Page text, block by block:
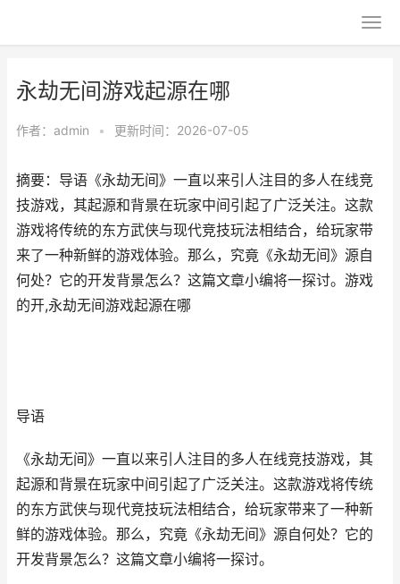
永劫无间游戏起源在哪
作者： admin • 更新时间：2026-07-05
摘要：导语《永劫无间》一直以来引人注目的多人在线竞
技游戏，其起源和背景在玩家中间引起了广泛关注。这款
游戏将传统的东方武侠与现代竞技玩法相结合，给玩家带
来了一种新鲜的游戏体验。那么，究竟《永劫无间》源自
何处？它的开发背景怎么？这篇文章小编将一探讨。游戏
的开,永劫无间游戏起源在哪
导语
《永劫无间》一直以来引人注目的多人在线竞技游戏，其
起源和背景在玩家中间引起了广泛关注。这款游戏将传统
的东方武侠与现代竞技玩法相结合，给玩家带来了一种新
鲜的游戏体验。那么，究竟《永劫无间》源自何处？它的
开发背景怎么？这篇文章小编将一探讨。